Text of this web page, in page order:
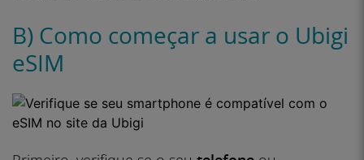
B) Como começar a usar o Ubigi
eSIM